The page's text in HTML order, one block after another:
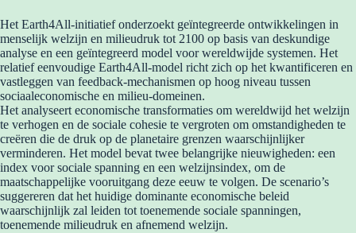
Het Earth4All-initiatief onderzoekt geïntegreerde ontwikkelingen in
menselijk welzijn en milieudruk tot 2100 op basis van deskundige
analyse en een geïntegreerd model voor wereldwijde systemen. Het
relatief eenvoudige Earth4All-model richt zich op het kwantificeren en
vastleggen van feedback-mechanismen op hoog niveau tussen
sociaaleconomische en milieu-domeinen.
Het analyseert economische transformaties om wereldwijd het welzijn
te verhogen en de sociale cohesie te vergroten om omstandigheden te
creëren die de druk op de planetaire grenzen waarschijnlijker
verminderen. Het model bevat twee belangrijke nieuwigheden: een
index voor sociale spanning en een welzijnsindex, om de
maatschappelijke vooruitgang deze eeuw te volgen. De scenario’s
suggereren dat het huidige dominante economische beleid
waarschijnlijk zal leiden tot toenemende sociale spanningen,
toenemende milieudruk en afnemend welzijn.